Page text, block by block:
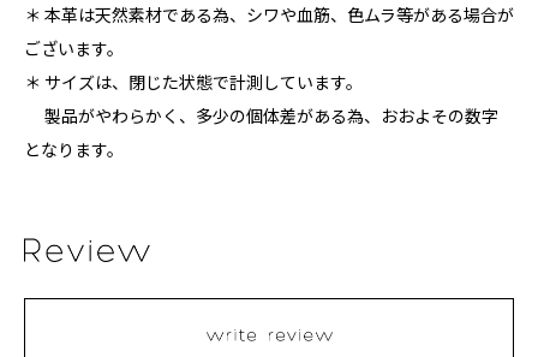
＊ 本革は天然素材である為、シワや血筋、色ムラ等がある場合が
ございます。
＊ サイズは、閉じた状態で計測しています。
製品がやわらかく、多少の個体差がある為、おおよその数字
となります。